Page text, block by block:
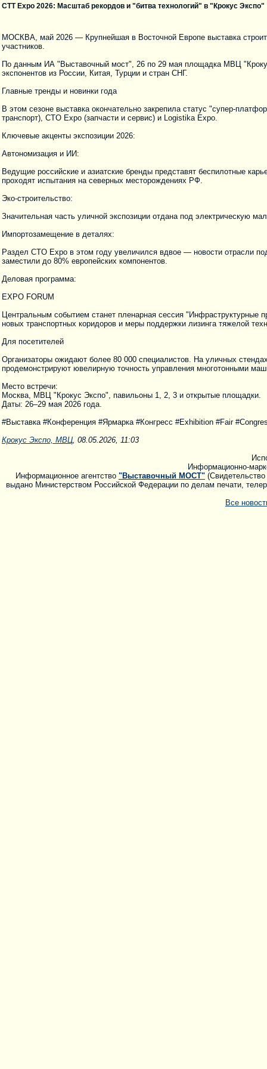
СТТ Expo 2026: Масштаб рекордов и "битва технологий" в "Крокус Экспо"
МОСКВА, май 2026 — Крупнейшая в Восточной Европе выставка
участников.
По данным ИА "Выставочный мост", 26 по 29 мая площадка МВЦ
экспонентов из России, Китая, Турции и стран СНГ.
Главные тренды и новинки года
В этом сезоне выставка окончательно закрепила статус "супер-
транспорт), CTO Expo (запчасти и сервис) и Logistika Expo.
Ключевые акценты экспозиции 2026:
Автономизация и ИИ:
Ведущие российские и азиатские бренды представят беспилотные
проходят испытания на северных месторождениях РФ.
Эко-строительство:
Значительная часть уличной экспозиции отдана под электрическую
Импортозамещение в деталях:
Раздел CTO Expo в этом году увеличился вдвое — новости отрасли
заместили до 80% европейских компонентов.
Деловая программа:
EXPO FORUM
Центральным событием станет пленарная сессия "Инфраструктурные
новых транспортных коридоров и меры поддержки лизинга тяжелой
Для посетителей
Организаторы ожидают более 80 000 специалистов. На уличных
продемонстрируют ювелирную точность управления многотонными
Место встречи:
Москва, МВЦ "Крокус Экспо", павильоны 1, 2, 3 и открытые площадки.
Даты: 26–29 мая 2026 года.
#Выставка #Конференция #Ярмарка #Конгресс #Exhibition #Fair
Крокус Экспо, МВЦ, 08.05.2026, 11:03
Информационно-
Информационное агентство "Выставочный МОСТ"
выдано Министерством Российской Федерации по делам печати,
Все